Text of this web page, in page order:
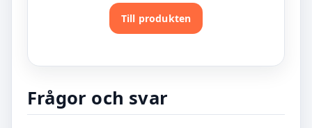
Till produkten
Frågor och svar